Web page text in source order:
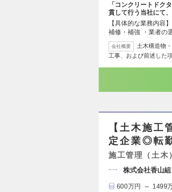
「コンクリートドク
貫して行う当社にて
【具体的な業務内容
補修・補強 ・業者の
会社概要
土木構造物
工事、および前述した
【土木施
定企業◎転
施工管理（土木
株式会社香山組
600万円 ～ 1499